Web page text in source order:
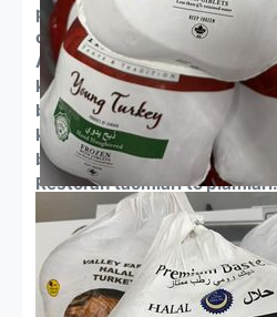
postlarida ko'rsatilganidek,
oldindan buyurtma
Asosiy chakana sotuvchilar:
kabi yirik chakana
ba'zan Crescent Foods kabi
kurkasini yangi va
bo'limlarida sotadilar.
Restoran taomlari
shuningdek, Nirvana
kurka taomlarini taklif qiladi.
Nimani bilishingiz
sotuvchilar: Costco va
sotuvchilarni tekshiring, ular